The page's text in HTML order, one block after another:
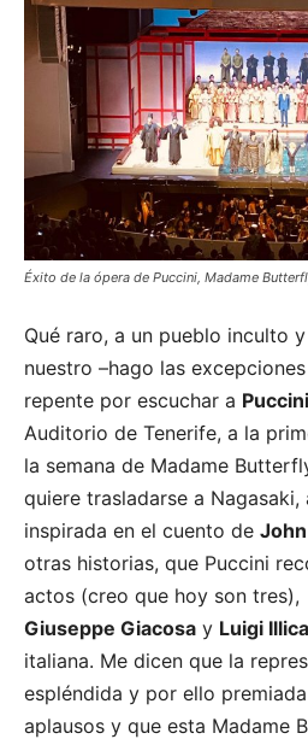
Éxito de la ópera de Puccini, Madame
Qué raro, a un pueblo inculto
nuestro –hago las
repente por escuchar a Puccini
Auditorio de Tenerife, a la
la semana de Madame
quiere trasladarse a Nagasaki,
inspirada en el cuento de
otras historias, que Puccini
actos (creo que hoy son
Giuseppe Giacosa y Luigi Illica
italiana. Me dicen que la
espléndida y por ello
aplausos y que esta Madame